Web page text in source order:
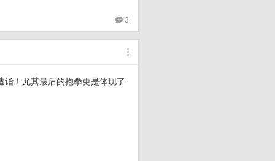
3
！尤其最后的抱拳更是体现了